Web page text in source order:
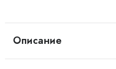
Описание